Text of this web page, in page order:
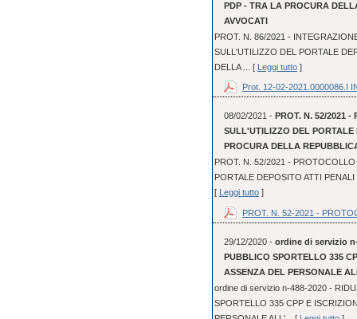
PDP - TRA LA PROCURA
AVVOCATI
PROT. N. 86/2021 -
SULL'UTILIZZO DEL PORTALE
DELLA ... [
Leggi tutto]
Prot. 12-02-2021.0000086.I
08/02/2021 - PROT. N. 52/2021
SULL'UTILIZZO DEL PORTALE
PROCURA DELLA
PROT. N. 52/2021 -
PORTALE DEPOSITO ATTI
[ Leggi tutto]
PROT. N. 52-2021 -
29/12/2020 - ordine di servizio
PUBBLICO SPORTELLO 335
ASSENZA DEL PERSONALE
ordine di servizio n-488-2020 -
SPORTELLO 335 CPP E